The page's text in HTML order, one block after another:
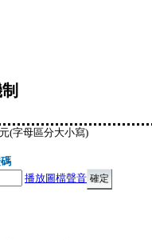
(字母區分大小寫)
播放圖檔聲音